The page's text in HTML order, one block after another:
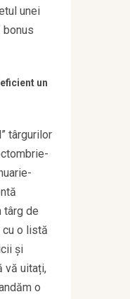
unei
bonus
un
târgurilor
târg de
o listă
și
vă uitați,
o